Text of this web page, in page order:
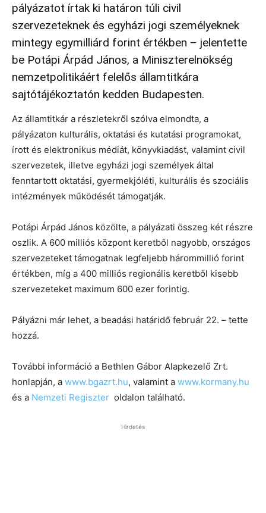
pályázatot írtak ki határon túli civil
szervezeteknek és egyházi jogi személyeknek
mintegy egymilliárd forint értékben – jelentette
be Potápi Árpád János, a Miniszterelnökség
nemzetpolitikáért felelős államtitkára
sajtótájékoztatón kedden Budapesten.
Az államtitkár a részletekről szólva elmondta, a
pályázaton kulturális, oktatási és kutatási programokat,
írott és elektronikus médiát, könyvkiadást, valamint civil
szervezetek, illetve egyházi jogi személyek által
fenntartott oktatási, gyermekjóléti, kulturális és szociális
intézmények működését támogatják.
Potápi Árpád János közölte, a pályázati összeg két részre
oszlik. A 600 milliós központ keretből nagyobb, országos
szervezeteket támogatnak legfeljebb hárommillió forint
értékben, míg a 400 milliós regionális keretből kisebb
szervezeteket maximum 600 ezer forintig.
Pályázni már lehet, a beadási határidő február 22. – tette
hozzá.
További információ a Bethlen Gábor Alapkezelő Zrt.
honlapján, a www.bgazrt.hu, valamint a www.kormany.hu
és a Nemzeti Regiszter oldalon található.
Hirdetés